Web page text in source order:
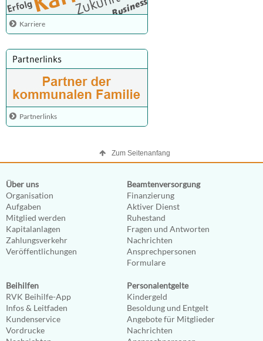
Karriere
Partnerlinks
Partnerlinks
Zum Seitenanfang
Über uns
Organisation
Aufgaben
Mitglied werden
Kapitalanlagen
Zahlungsverkehr
Veröffentlichungen
Beamtenversorgung
Finanzierung
Aktiver Dienst
Ruhestand
Fragen und Antworten
Nachrichten
Ansprechpersonen
Formulare
Beihilfen
RVK Beihilfe-App
Infos & Leitfaden
Kundenservice
Vordrucke
Personalentgelte
Kindergeld
Besoldung und Entgelt
Angebote für Mitglieder
Nachrichten